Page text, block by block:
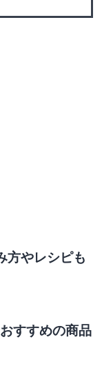
方やレシピも
すすめの商品